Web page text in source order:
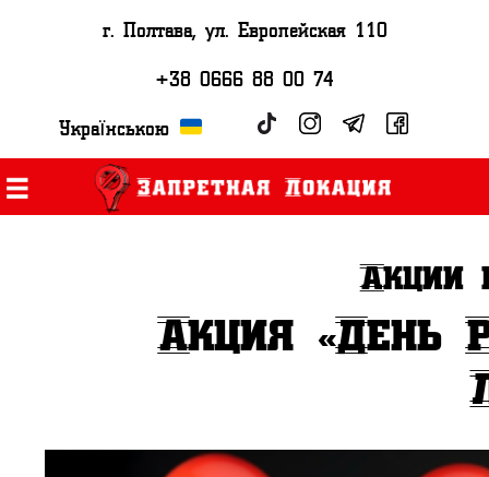
г. Полтава, ул. Европейская 110
+38 0666 88 00 74
Українською
Акции
Акция «День